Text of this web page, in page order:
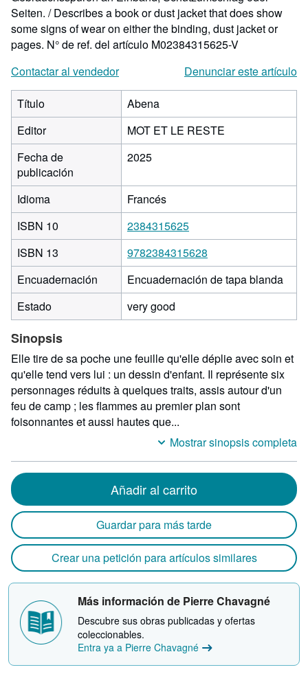
Seiten. / Describes a book or dust jacket that does show
some signs of wear on either the binding, dust jacket or
pages. N° de ref. del artículo M02384315625-V
Contactar al vendedor
Denunciar este artículo
Título
Abena
Editor
MOT ET LE RESTE
Fecha de
publicación
2025
Idioma
Francés
ISBN 10
2384315625
ISBN 13
9782384315628
Encuadernación
Encuadernación de tapa blanda
Estado
very good
Sinopsis
Elle tire de sa poche une feuille qu'elle déplie avec soin et
qu'elle tend vers lui : un dessin d'enfant. Il représente six
personnages réduits à quelques traits, assis autour d'un
feu de camp ; les flammes au premier plan sont
foisonnantes et aussi hautes que...
Mostrar sinopsis completa
Añadir al carrito
Guardar para más tarde
Crear una petición para artículos similares
Más información de Pierre Chavagné
Descubre sus obras publicadas y ofertas
coleccionables.
Entra ya a Pierre Chavagné